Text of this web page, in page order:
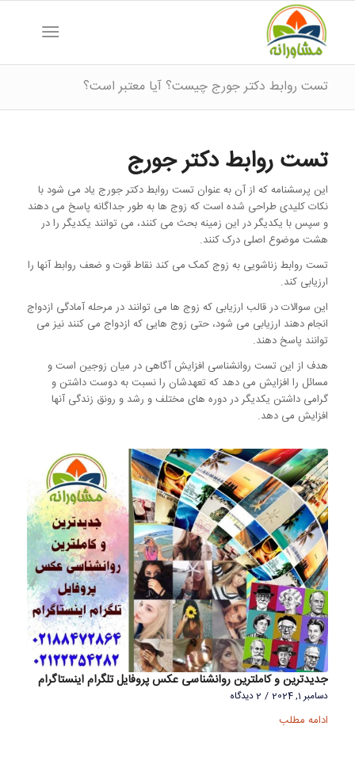
تست روابط دکتر جورج چیست؟ آیا معتبر است؟
تست روابط دکتر جورج
این پرسشنامه که از آن به عنوان تست روابط دکتر جورج یاد می شود با
نکات کلیدی طراحی شده است که زوج ها به طور جداگانه پاسخ می دهند
و سپس با یکدیگر در این زمینه بحث می کنند، می توانند یکدیگر را در
هشت موضوع اصلی درک کنند.
تست روابط زناشویی به زوج کمک می کند نقاط قوت و ضعف روابط آنها را
ارزیابی کند.
این سوالات در قالب ارزیابی که زوج ها می توانند در مرحله آمادگی ازدواج
انجام دهند ارزیابی می شود، حتی زوج هایی که ازدواج می کنند نیز می
توانند پاسخ دهند.
هدف از این تست روانشناسی افزایش آگاهی در میان زوجین است و
مسائل را افزایش می دهد که تعهدشان را نسبت به دوست داشتن و
گرامی داشتن یکدیگر در دوره های مختلف و رشد و رونق زندگی آنها
افزایش می دهد.
جدیدترین و کاملترین روانشناسی عکس پروفایل تلگرام اینستاگرام
دسامبر 1, 2024 / 2 دیدگاه
ادامه مطلب